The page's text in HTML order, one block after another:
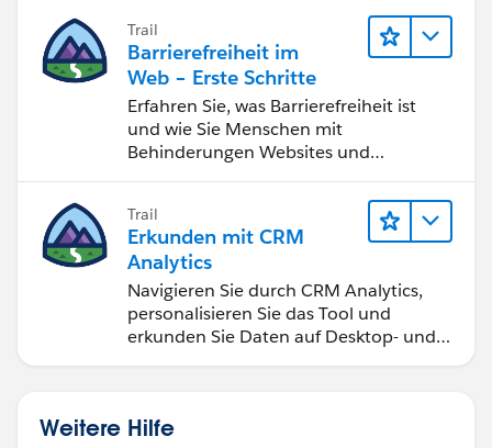
bessere Geschäftsergebnisse zu
erzielen.
Trail
Barrierefreiheit im
Web – Erste Schritte
Erfahren Sie, was Barrierefreiheit ist
und wie Sie Menschen mit
Behinderungen Websites und
Trail
Erkunden mit CRM
Analytics
Navigieren Sie durch CRM Analytics,
personalisieren Sie das Tool und
erkunden Sie Daten auf Desktop- und
Weitere Hilfe